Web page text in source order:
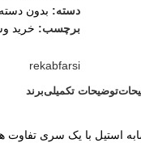
دسته: بدون
برچسب: خرید
rekabfarsi
توضیحات تکمیلیبرند
استیل با یک سری تفاوت